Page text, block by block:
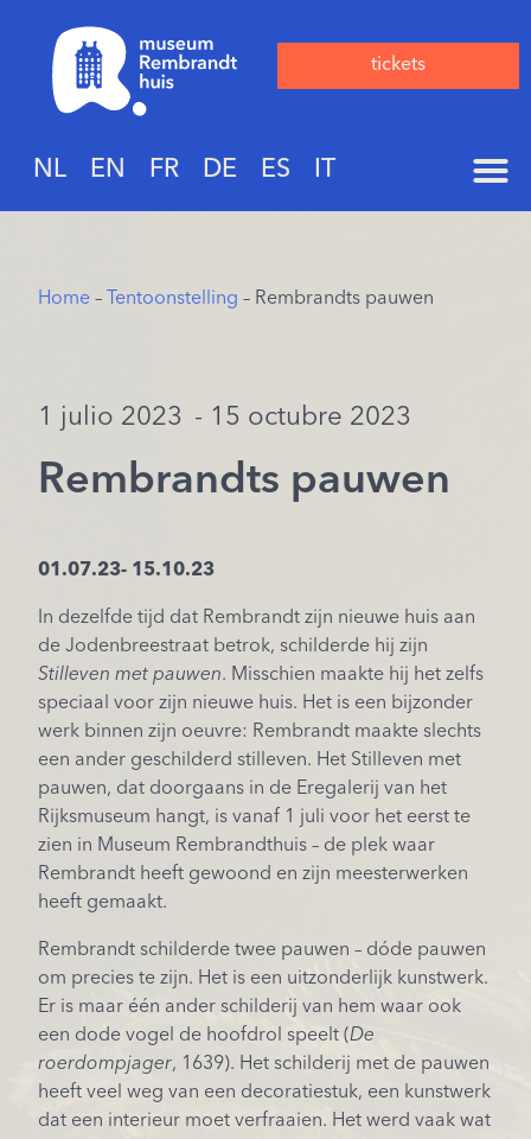
tickets
NL EN FR DE ES IT
Home – Tentoonstelling – Rembrandts pauwen
1 julio 2023 - 15 octubre 2023
Rembrandts pauwen
01.07.23- 15.10.23
In dezelfde tijd dat Rembrandt zijn nieuwe huis aan
de Jodenbreestraat betrok, schilderde hij zijn
Stilleven met pauwen. Misschien maakte hij het zelfs
speciaal voor zijn nieuwe huis. Het is een bijzonder
werk binnen zijn oeuvre: Rembrandt maakte slechts
een ander geschilderd stilleven. Het Stilleven met
pauwen, dat doorgaans in de Eregalerij van het
Rijksmuseum hangt, is vanaf 1 juli voor het eerst te
zien in Museum Rembrandthuis – de plek waar
Rembrandt heeft gewoond en zijn meesterwerken
heeft gemaakt.
Rembrandt schilderde twee pauwen – dóde pauwen
om precies te zijn. Het is een uitzonderlijk kunstwerk.
Er is maar één ander schilderij van hem waar ook
een dode vogel de hoofdrol speelt (De
roerdompjager, 1639). Het schilderij met de pauwen
heeft veel weg van een decoratiestuk, een kunstwerk
dat een interieur moet verfraaien. Het werd vaak wat